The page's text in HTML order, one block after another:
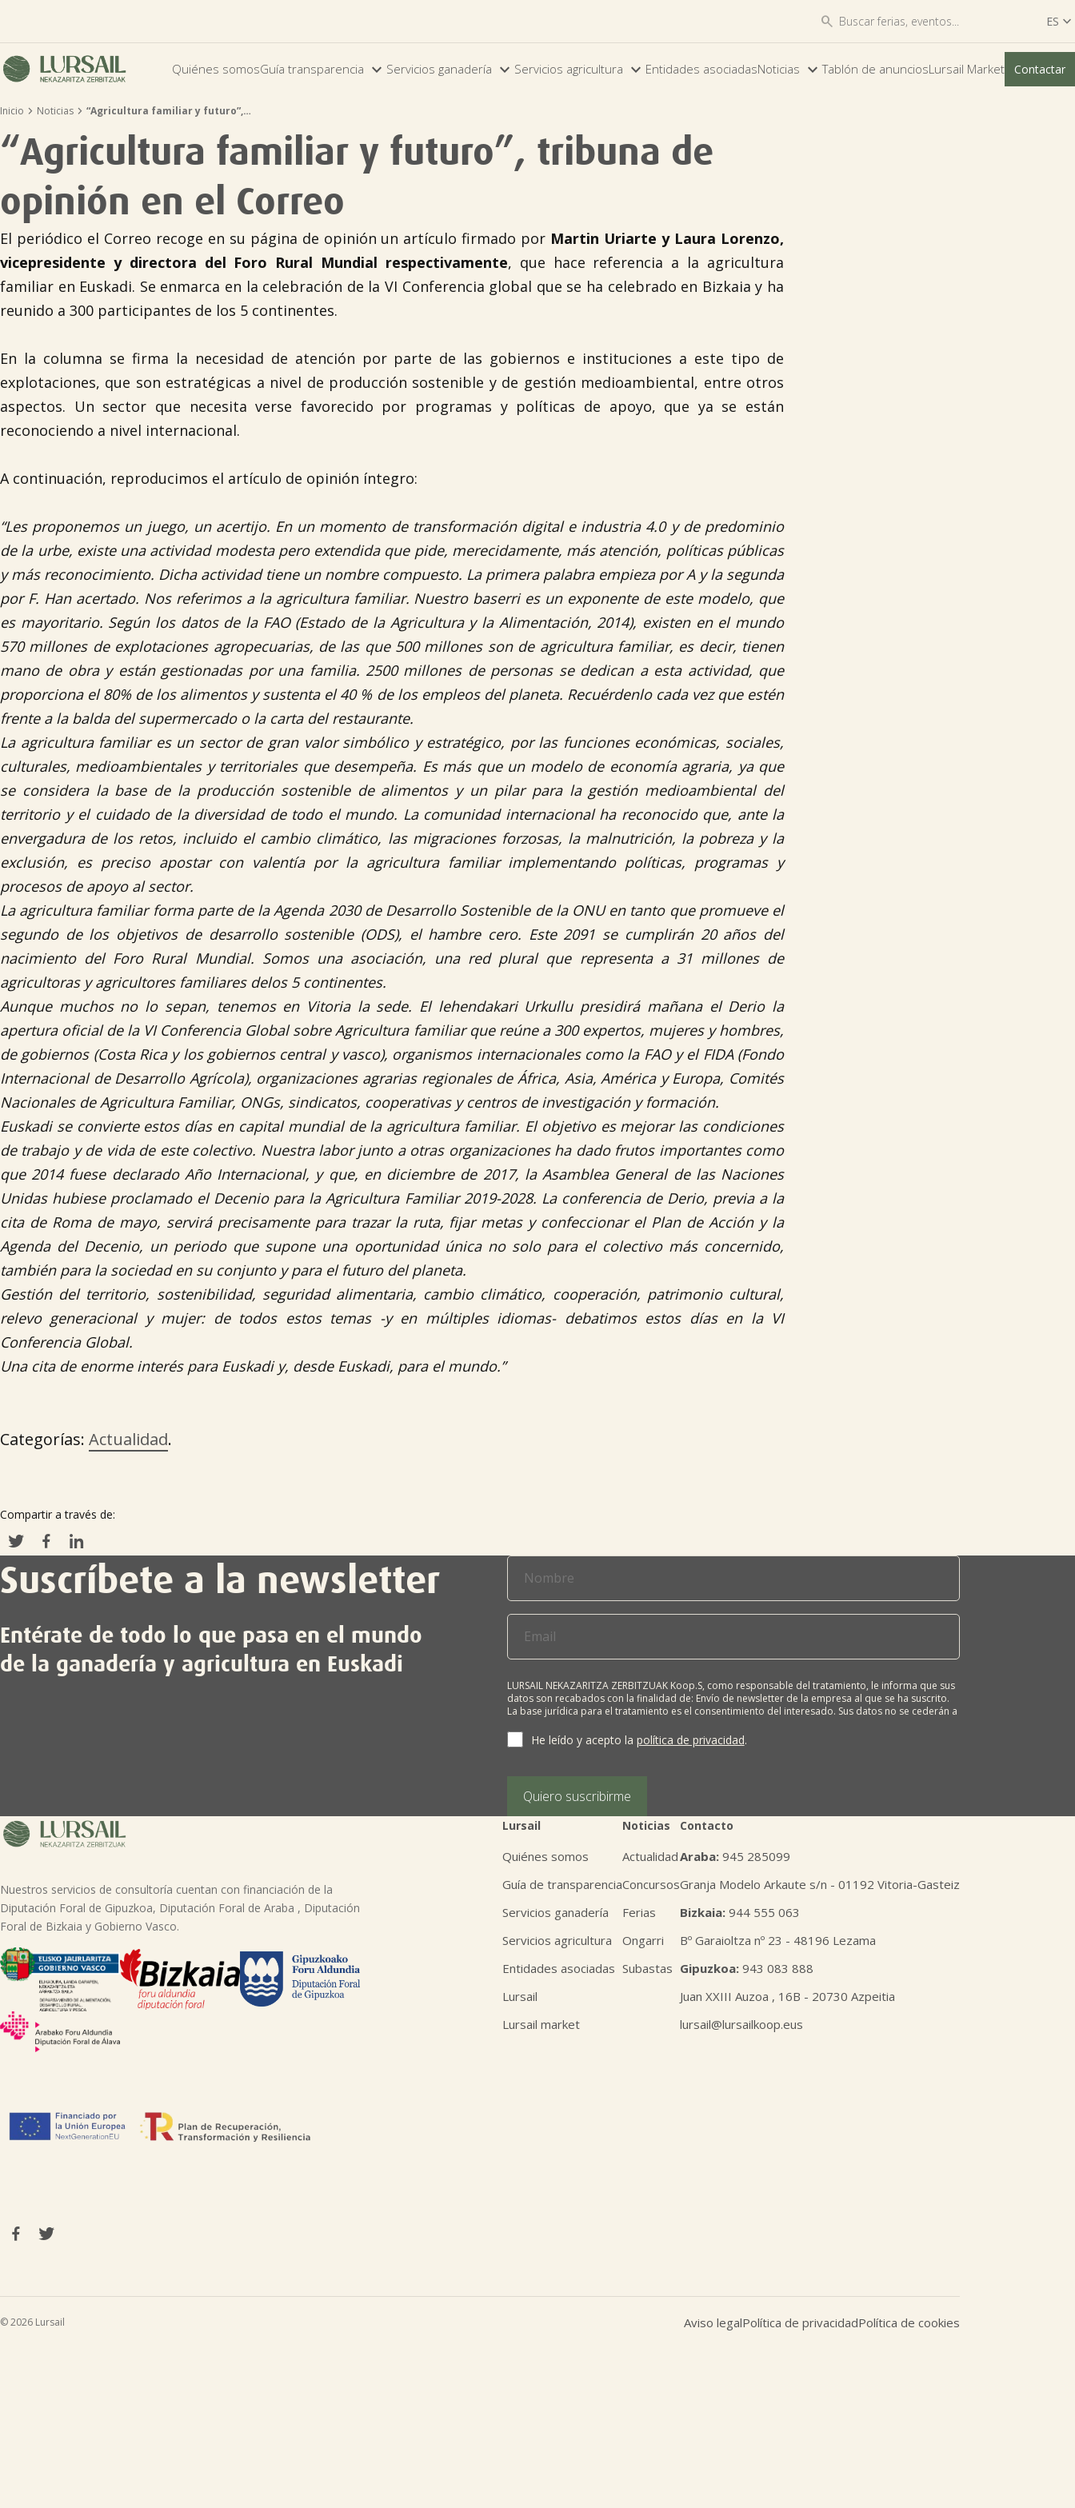

 ES 
ES
EU
Quiénes somosGuía transparencia  Servicios ganadería  Servicios agricultura  Entidades asociadasNoticias Tablón de anunciosLursail Market Contactar
Inicio  Noticias  “Agricultura familiar y futuro”,…
“Agricultura familiar y futuro”, tribuna de
opinión en el Correo
El periódico el Correo recoge en su página de opinión un artículo firmado por Martin Uriarte y Laura Lorenzo,
vicepresidente y directora del Foro Rural Mundial respectivamente, que hace referencia a la agricultura
familiar en Euskadi. Se enmarca en la celebración de la VI Conferencia global que se ha celebrado en Bizkaia y ha
reunido a 300 participantes de los 5 continentes.
En la columna se firma la necesidad de atención por parte de las gobiernos e instituciones a este tipo de
explotaciones, que son estratégicas a nivel de producción sostenible y de gestión medioambiental, entre otros
aspectos. Un sector que necesita verse favorecido por programas y políticas de apoyo, que ya se están
reconociendo a nivel internacional.
A continuación, reproducimos el artículo de opinión íntegro:
“Les proponemos un juego, un acertijo. En un momento de transformación digital e industria 4.0 y de predominio
de la urbe, existe una actividad modesta pero extendida que pide, merecidamente, más atención, políticas públicas
y más reconocimiento. Dicha actividad tiene un nombre compuesto. La primera palabra empieza por A y la segunda
por F. Han acertado. Nos referimos a la agricultura familiar. Nuestro baserri es un exponente de este modelo, que
es mayoritario. Según los datos de la FAO (Estado de la Agricultura y la Alimentación, 2014), existen en el mundo
570 millones de explotaciones agropecuarias, de las que 500 millones son de agricultura familiar, es decir, tienen
mano de obra y están gestionadas por una familia. 2500 millones de personas se dedican a esta actividad, que
proporciona el 80% de los alimentos y sustenta el 40 % de los empleos del planeta. Recuérdenlo cada vez que estén
frente a la balda del supermercado o la carta del restaurante.
La agricultura familiar es un sector de gran valor simbólico y estratégico, por las funciones económicas, sociales,
culturales, medioambientales y territoriales que desempeña. Es más que un modelo de economía agraria, ya que
se considera la base de la producción sostenible de alimentos y un pilar para la gestión medioambiental del
territorio y el cuidado de la diversidad de todo el mundo. La comunidad internacional ha reconocido que, ante la
envergadura de los retos, incluido el cambio climático, las migraciones forzosas, la malnutrición, la pobreza y la
exclusión, es preciso apostar con valentía por la agricultura familiar implementando políticas, programas y
procesos de apoyo al sector.
La agricultura familiar forma parte de la Agenda 2030 de Desarrollo Sostenible de la ONU en tanto que promueve el
segundo de los objetivos de desarrollo sostenible (ODS), el hambre cero. Este 2091 se cumplirán 20 años del
nacimiento del Foro Rural Mundial. Somos una asociación, una red plural que representa a 31 millones de
agricultoras y agricultores familiares delos 5 continentes.
Aunque muchos no lo sepan, tenemos en Vitoria la sede. El lehendakari Urkullu presidirá mañana el Derio la
apertura oficial de la VI Conferencia Global sobre Agricultura familiar que reúne a 300 expertos, mujeres y hombres,
de gobiernos (Costa Rica y los gobiernos central y vasco), organismos internacionales como la FAO y el FIDA (Fondo
Internacional de Desarrollo Agrícola), organizaciones agrarias regionales de África, Asia, América y Europa, Comités
Nacionales de Agricultura Familiar, ONGs, sindicatos, cooperativas y centros de investigación y formación.
Euskadi se convierte estos días en capital mundial de la agricultura familiar. El objetivo es mejorar las condiciones
de trabajo y de vida de este colectivo. Nuestra labor junto a otras organizaciones ha dado frutos importantes como
que 2014 fuese declarado Año Internacional, y que, en diciembre de 2017, la Asamblea General de las Naciones
Unidas hubiese proclamado el Decenio para la Agricultura Familiar 2019-2028. La conferencia de Derio, previa a la
cita de Roma de mayo, servirá precisamente para trazar la ruta, fijar metas y confeccionar el Plan de Acción y la
Agenda del Decenio, un periodo que supone una oportunidad única no solo para el colectivo más concernido,
también para la sociedad en su conjunto y para el futuro del planeta.
Gestión del territorio, sostenibilidad, seguridad alimentaria, cambio climático, cooperación, patrimonio cultural,
relevo generacional y mujer: de todos estos temas -y en múltiples idiomas- debatimos estos días en la VI
Conferencia Global.
Una cita de enorme interés para Euskadi y, desde Euskadi, para el mundo.”
Categorías: Actualidad.
Compartir a través de:
Suscríbete a la newsletter
Entérate de todo lo que pasa en el mundo
de la ganadería y agricultura en Euskadi
LURSAIL NEKAZARITZA ZERBITZUAK Koop.S, como responsable del tratamiento, le informa que sus
datos son recabados con la finalidad de: Envío de newsletter de la empresa al que se ha suscrito.
La base jurídica para el tratamiento es el consentimiento del interesado. Sus datos no se cederán a
supresión, limitación del tratamiento, oposición o derecho a la portabilidad de sus datos
personales, escribiéndonos a la dirección de nuestras oficinas, GARAIOLTZA, Nº 23, 48196 LEZAMA-
He leído y acepto la política de privacidad.
Quiero suscribirme
Nuestros servicios de consultoría cuentan con financiación de la
Diputación Foral de Gipuzkoa, Diputación Foral de Araba , Diputación
Foral de Bizkaia y Gobierno Vasco.
Lursail
Quiénes somos
Guía de transparencia
Servicios ganadería
Servicios agricultura
Entidades asociadas
Lursail
Lursail market
Noticias
Actualidad
Concursos
Ferias
Ongarri
Subastas
Contacto
Araba: 945 285099
Granja Modelo Arkaute s/n - 01192 Vitoria-Gasteiz
Bizkaia: 944 555 063
Bº Garaioltza nº 23 - 48196 Lezama
Gipuzkoa: 943 083 888
Juan XXIII Auzoa , 16B - 20730 Azpeitia
lursail@lursailkoop.eus
© 2026 Lursail Aviso legalPolítica de privacidadPolítica de cookies